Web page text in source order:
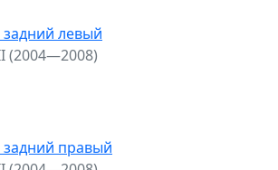
левый
(2004—2008)
правый